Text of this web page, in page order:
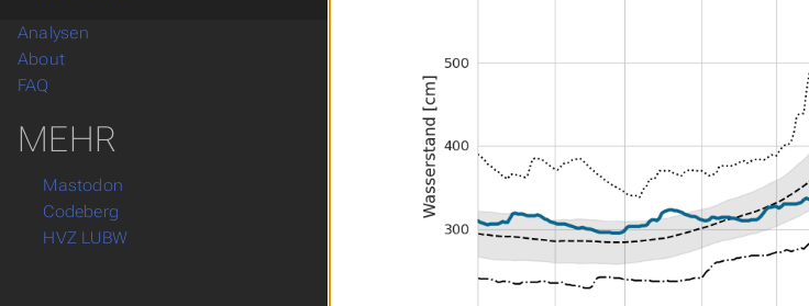
Analysen
About
FAQ
MEHR
Mastodon
Codeberg
HVZ LUBW